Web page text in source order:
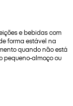
e bebidas com
forma estável na
quando não está
pequeno-almoço ou